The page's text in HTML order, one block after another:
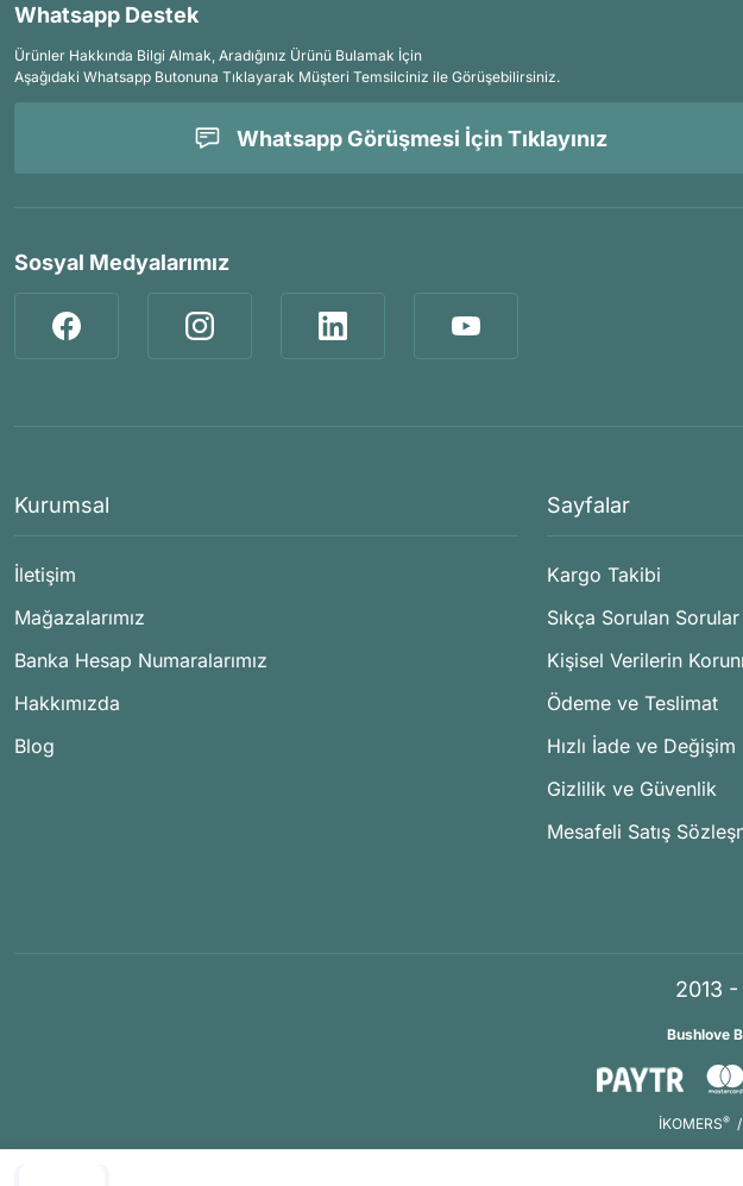
Whatsapp Destek
Ürünler Hakkında Bilgi Almak, Aradığınız Ürünü Bulamak İçin
Aşağıdaki Whatsapp Butonuna Tıklayarak Müşteri Temsilciniz ile Görüşebilirsiniz.
Whatsapp Görüşmesi İçin Tıklayınız
Sosyal Medyalarımız
Kurumsal
İletişim
Mağazalarımız
Banka Hesap Numaralarımız
Hakkımızda
Blog
Sayfalar
Kargo Takibi
Sıkça Sorulan Sorular
Kişisel Verilerin
Ödeme ve Teslimat
Hızlı İade ve Değişim
Gizlilik ve Güvenlik
Mesafeli Satış
2013
Bushlove
İKOMERS® /